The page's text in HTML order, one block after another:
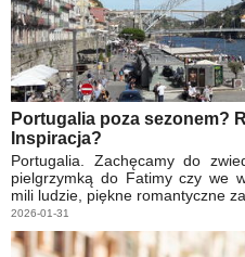
Portugalia poza sezonem?
Inspiracja?
Portugalia. Zachęcamy do
pielgrzymką do Fatimy czy we
mili ludzie, piękne romantyczne
2026-01-31